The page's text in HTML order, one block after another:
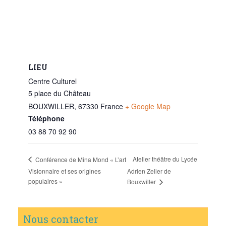
LIEU
Centre Culturel
5 place du Château
BOUXWILLER, 67330 France + Google Map
Téléphone
03 88 70 92 90
Conférence de Mina Mond « L’art
Visionnaire et ses origines
populaires »
Atelier théâtre du Lycée
Adrien Zeller de
Bouxwiller
Nous contacter